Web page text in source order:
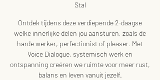
Stal
Ontdek tijdens deze verdiepende 2-daagse
welke innerlijke delen jou aansturen, zoals de
harde werker, perfectionist of pleaser. Met
Voice Dialogue, systemisch werk en
ontspanning creëren we ruimte voor meer rust,
balans en leven vanuit jezelf.